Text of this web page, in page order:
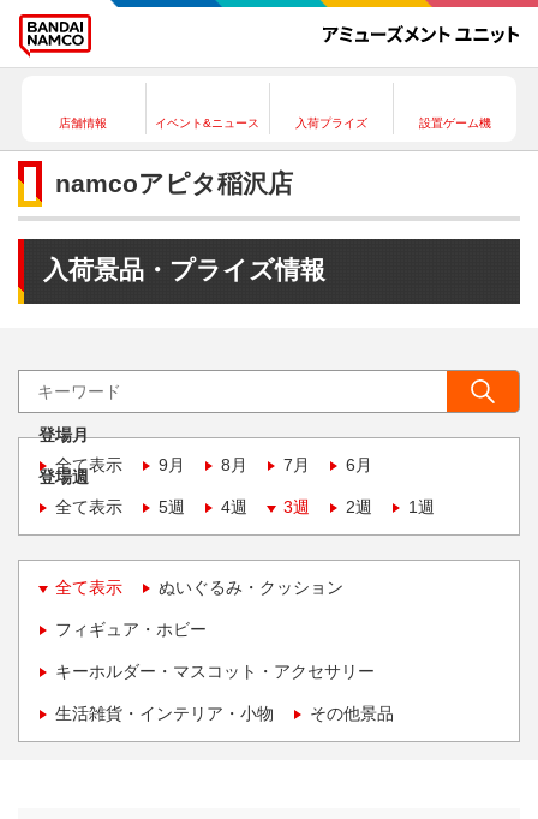
店舗情報 イベント&ニュース 入荷プライズ 設置ゲーム機
namcoアピタ稲沢店
入荷景品・プライズ情報
登場月
全て表示
9月 8月 7月 6月
登場週
全て表示
5週 4週 3週 2週 1週
全て表示 ぬいぐるみ・クッション
フィギュア・ホビー
キーホルダー・マスコット・アクセサリー
生活雑貨・インテリア・小物 その他景品